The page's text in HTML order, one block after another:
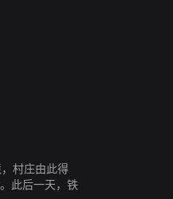
村庄由此得
此后一天，铁